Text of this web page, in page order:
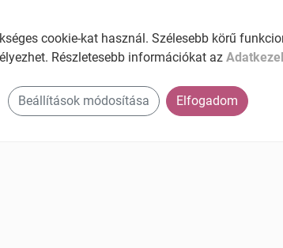
cookie-kat használ. Szélesebb körű
Részletesebb információkat az
Beállítások módosítása Elfogadom